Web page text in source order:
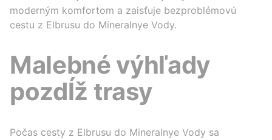
moderným komfortom a zaisťuje bezproblémovú
cestu z Elbrusu do Mineralnye Vody.
Malebné výhľady
pozdĺž trasy
Počas cesty z Elbrusu do Mineralnye Vody sa